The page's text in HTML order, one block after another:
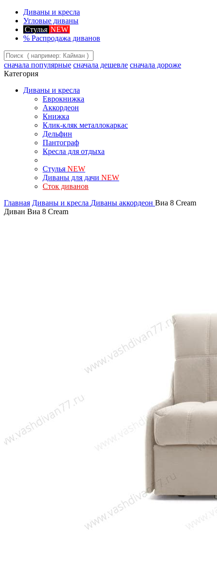
Диваны и кресла
Угловые диваны
Стулья NEW
% Распродажа диванов
сначала популярные сначала дешевле сначала дороже
Категория
Диваны и кресла
Еврокнижка
Аккордеон
Книжка
Клик-кляк металлокаркас
Дельфин
Пантограф
Кресла для отдыха
Стулья NEW
Диваны для дачи NEW
Сток диванов
Главная Диваны и кресла Диваны аккордеон Виа 8 Cream
Диван Виа 8 Cream